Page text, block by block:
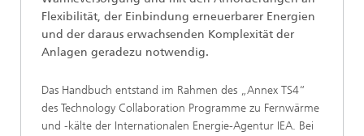
Flexibilität, der Einbindung erneuerbarer Energien
und der daraus erwachsenden Komplexität der
Anlagen geradezu notwendig.
Das Handbuch entstand im Rahmen des „Annex TS4“
des Technology Collaboration Programme zu Fernwärme
und -kälte der Internationalen Energie-Agentur IEA. Bei